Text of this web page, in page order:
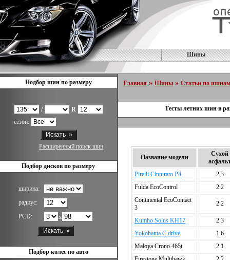
Шины
Подбор шин по размеру
/
R
сезон:
Расширенный поиск шин
Подбор дисков по размеру
ширина:
радиус:
PCD:
x
Подбор колес по авто
Главная » Шины » Статьи по шинам
Тесты летних шин в
Название модели
Сухой
Pirelli Cinturato P4
2,3
Fulda EcoControl
2.2
Continental EcoContact
3
2.2
Kumho Solus KH17
2.3
Yokohama C.drive
1.6
Maloya Crono 465t
2.1